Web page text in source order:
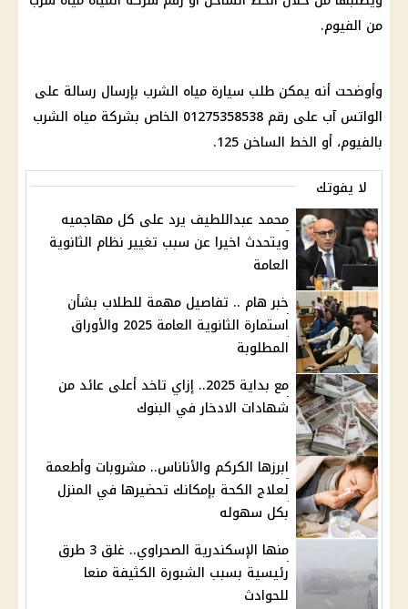
من الفيوم.
وأوضحت أنه يمكن طلب سيارة مياه الشرب بإرسال رسالة على
الواتس آب على رقم 01275358538 الخاص بشركة مياه الشرب
بالفيوم، أو الخط الساخن 125.
لا يفوتك
محمد عبداللطيف يرد على كل مهاجميه
ويتحدث اخيرا عن سبب تغيير نظام الثانوية
العامة
خبر هام .. تفاصيل مهمة للطلاب بشأن
استمارة الثانوية العامة 2025 والأوراق
المطلوبة
مع بداية 2025.. إزاي تاخد أعلى عائد من
شهادات الادخار في البنوك
ابرزها الكركم والأناناس.. مشروبات وأطعمة
لعلاج الكحة بإمكانك تحضيرها في المنزل
بكل سهوله
منها الإسكندرية الصحراوي.. غلق 3 طرق
رئيسية بسبب الشبورة الكثيفة منعا
للحوادث